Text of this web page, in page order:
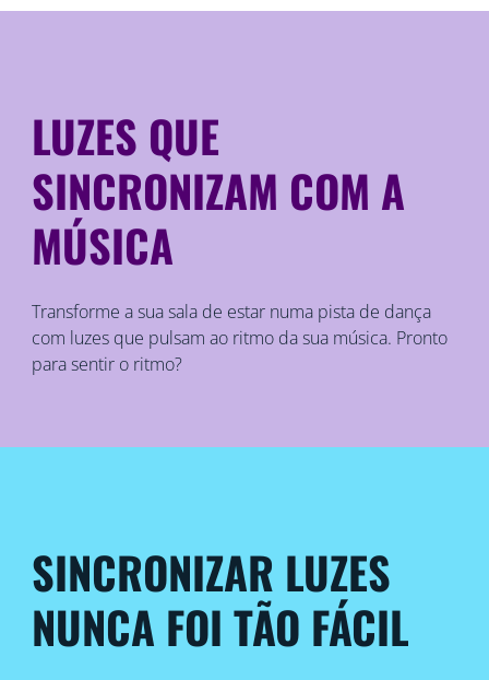
LUZES QUE
SINCRONIZAM COM A
MÚSICA
Transforme a sua sala de estar numa pista de dança
com luzes que pulsam ao ritmo da sua música. Pronto
para sentir o ritmo?
SINCRONIZAR LUZES
NUNCA FOI TÃO FÁCIL